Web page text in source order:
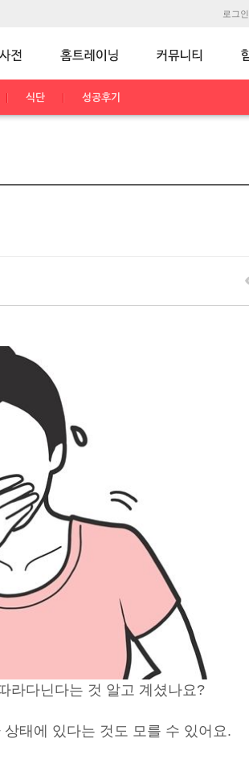
로그인
식단 성공후기
라다닌다는 것 알고 계셨나요?
태에 있다는 것도 모를 수 있어요.